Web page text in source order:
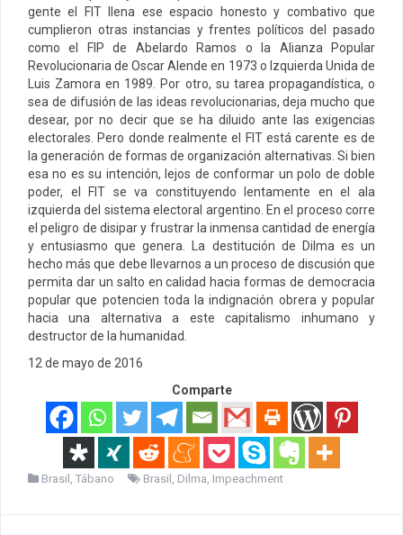
gente el FIT llena ese espacio honesto y combativo que
cumplieron otras instancias y frentes políticos del pasado
como el FIP de Abelardo Ramos o la Alianza Popular
Revolucionaria de Oscar Alende en 1973 o Izquierda Unida de
Luis Zamora en 1989. Por otro, su tarea propagandística, o
sea de difusión de las ideas revolucionarias, deja mucho que
desear, por no decir que se ha diluido ante las exigencias
electorales. Pero donde realmente el FIT está carente es de
la generación de formas de organización alternativas. Si bien
esa no es su intención, lejos de conformar un polo de doble
poder, el FIT se va constituyendo lentamente en el ala
izquierda del sistema electoral argentino. En el proceso corre
el peligro de disipar y frustrar la inmensa cantidad de energía
y entusiasmo que genera. La destitución de Dilma es un
hecho más que debe llevarnos a un proceso de discusión que
permita dar un salto en calidad hacia formas de democracia
popular que potencien toda la indignación obrera y popular
hacia una alternativa a este capitalismo inhumano y
destructor de la humanidad.
12 de mayo de 2016
Comparte
Brasil , Tábano Brasil , Dilma, Impeachment